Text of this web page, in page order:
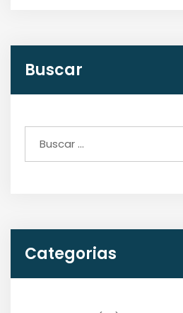
Buscar
Categorias